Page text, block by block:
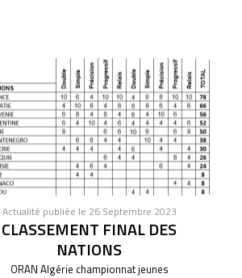
Actualité publiée le 26 Septembre 2023
CLASSEMENT FINAL DES
NATIONS
ORAN Algérie championnat jeunes